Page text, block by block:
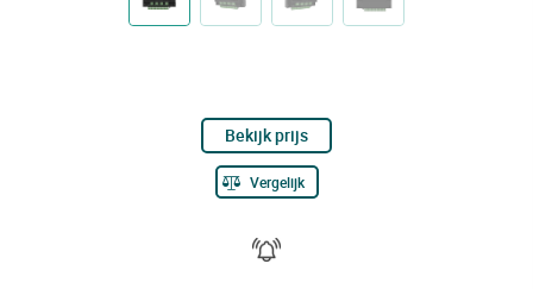
Bekijk prijs
Vergelijk